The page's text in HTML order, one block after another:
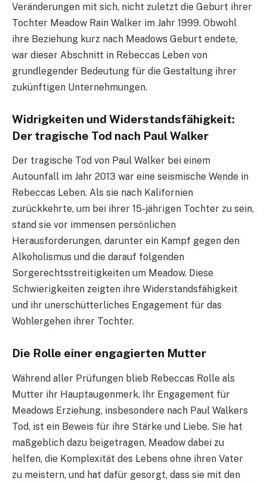
Veränderungen mit sich, nicht zuletzt die Geburt ihrer
Tochter Meadow Rain Walker im Jahr 1999. Obwohl
ihre Beziehung kurz nach Meadows Geburt endete,
war dieser Abschnitt in Rebeccas Leben von
grundlegender Bedeutung für die Gestaltung ihrer
zukünftigen Unternehmungen.
Widrigkeiten und Widerstandsfähigkeit:
Der tragische Tod nach Paul Walker
Der tragische Tod von Paul Walker bei einem
Autounfall im Jahr 2013 war eine seismische Wende in
Rebeccas Leben. Als sie nach Kalifornien
zurückkehrte, um bei ihrer 15-jährigen Tochter zu sein,
stand sie vor immensen persönlichen
Herausforderungen, darunter ein Kampf gegen den
Alkoholismus und die darauf folgenden
Sorgerechtsstreitigkeiten um Meadow. Diese
Schwierigkeiten zeigten ihre Widerstandsfähigkeit
und ihr unerschütterliches Engagement für das
Wohlergehen ihrer Tochter.
Die Rolle einer engagierten Mutter
Während aller Prüfungen blieb Rebeccas Rolle als
Mutter ihr Hauptaugenmerk. Ihr Engagement für
Meadows Erziehung, insbesondere nach Paul Walkers
Tod, ist ein Beweis für ihre Stärke und Liebe. Sie hat
maßgeblich dazu beigetragen, Meadow dabei zu
helfen, die Komplexität des Lebens ohne ihren Vater
zu meistern, und hat dafür gesorgt, dass sie mit den